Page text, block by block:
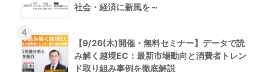
社会・経済に新風を～
4
【9/26(木)開催・無料セミナー】データで読
み解く越境EC：最新市場動向と消費者トレン
ド取り組み事例を徹底解説